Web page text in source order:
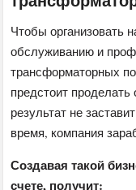
Чтобы организовать
обслуживанию и
трансформаторных
предстоит
результат не
время, компания
Создавая такой
счете, получит: